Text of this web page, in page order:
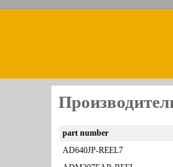
part number
AD640JP-REEL7